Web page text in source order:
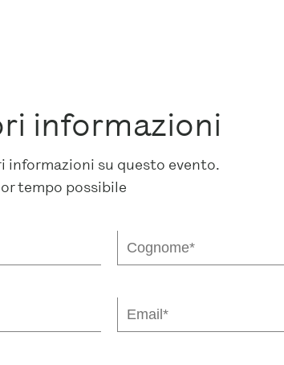
informazioni
su questo evento.
tempo possibile